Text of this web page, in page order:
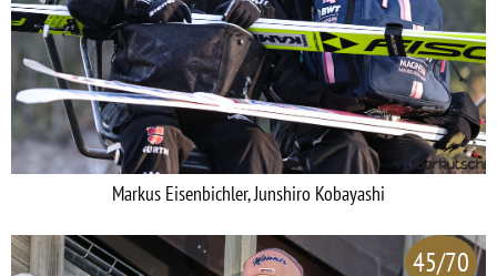
Markus Eisenbichler, Junshiro Kobayashi
45/70